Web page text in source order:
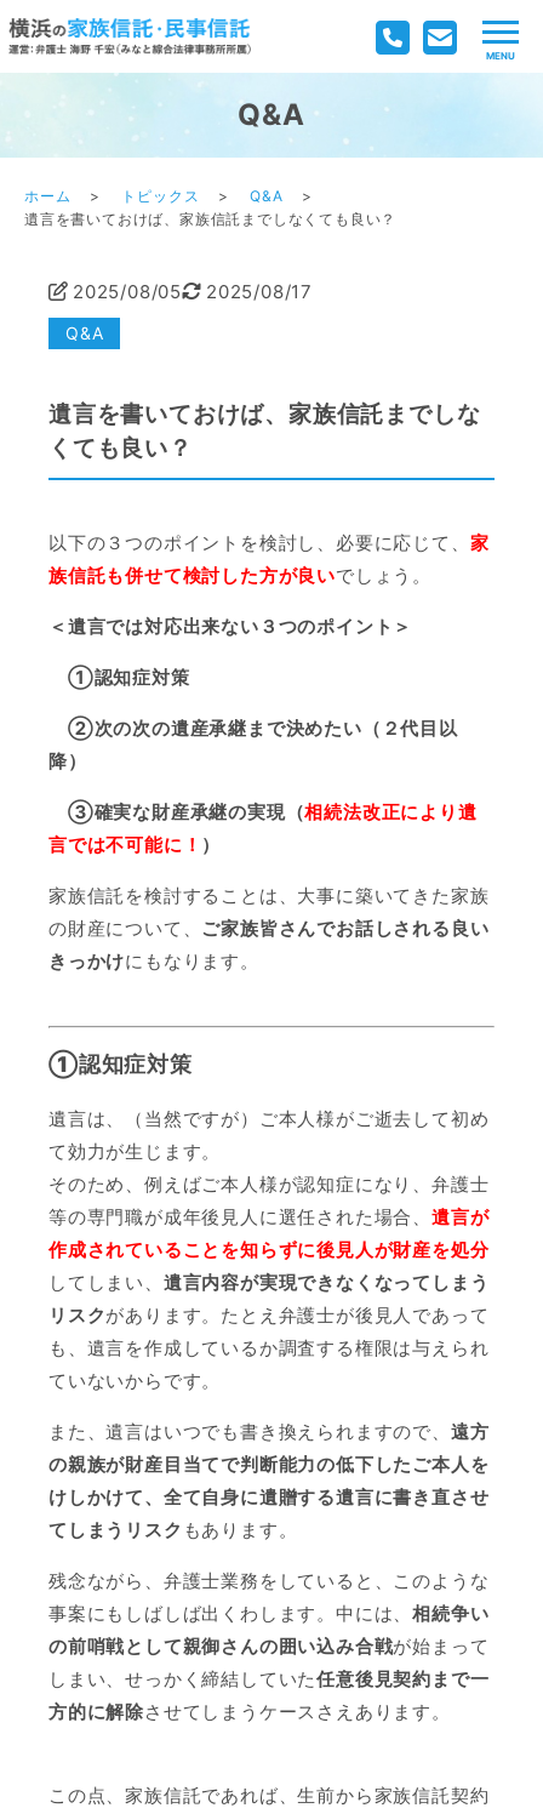
Q&A
ホーム トピックス
Q&A
遺言を書いておけば、家族信託までしなくても良い？
2025/08/05 2025/08/17
Q&A
遺言を書いておけば、家族信託までしな
くても良い？
以下の３つのポイントを検討し、必要に応じて、 家
族信託も併せて検討した方が良いでしょう。
＜遺言では対応出来ない３つのポイント＞
①認知症対策
②次の次の遺産承継まで決めたい（２代目以
降）
③確実な財産承継の実現（相続法改正により遺
言では不可能に！ ）
家族信託を検討することは、大事に築いてきた家族
の財産について、 ご家族皆さんでお話しされる良い
きっかけにもなります。
①認知症対策
遺言は、（当然ですが）ご本人様がご逝去して初め
て効力が生じます。
そのため、例えばご本人様が認知症になり、弁護士
等の専門職が成年後見人に選任された場合、 遺言が
作成されていることを知らずに後見人が財産を処分
してしまい、 遺言内容が実現できなくなってしまう
リスクがあります。たとえ弁護士が後見人であって
も、遺言を作成しているか調査する権限は与えられ
ていないからです。
また、遺言はいつでも書き換えられますので、 遠方
の親族が財産目当てで判断能力の低下したご本人を
けしかけて、全て自身に遺贈する遺言に書き直させ
てしまうリスク もあります。
残念ながら、弁護士業務をしていると、このような
事案にもしばしば出くわします。中には、相続争い
の前哨戦として親御さんの囲い込み合戦が始まって
しまい、せっかく締結していた任意後見契約まで一
方的に解除させてしまうケースさえあります。
この点、家族信託であれば、生前から家族信託契約